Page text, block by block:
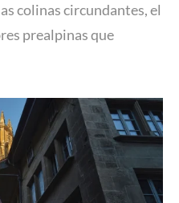
colinas circundantes, el
prealpinas que